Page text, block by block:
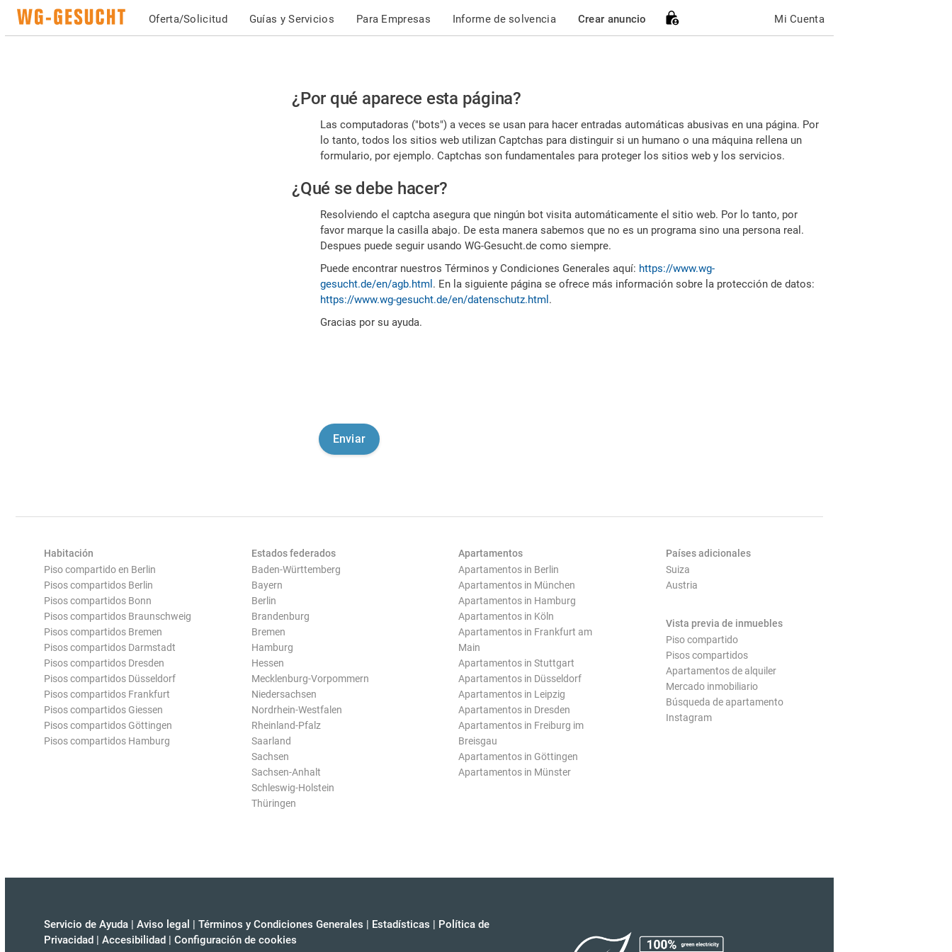
Oferta/Solicitud Guías y Servicios Para Empresas Informe de solvencia Crear anuncio Mi Cuenta
Por
favor,
confirme
es
humano
¿Por qué aparece esta página?
Las computadoras ("bots") a veces se usan para hacer entradas automáticas abusivas en una página. Por
lo tanto, todos los sitios web utilizan Captchas para distinguir si un humano o una máquina rellena un
formulario, por ejemplo. Captchas son fundamentales para proteger los sitios web y los servicios.
¿Qué se debe hacer?
Resolviendo el captcha asegura que ningún bot visita automáticamente el sitio web. Por lo tanto, por
favor marque la casilla abajo. De esta manera sabemos que no es un programa sino una persona real.
Despues puede seguir usando WG-Gesucht.de como siempre.
Puede encontrar nuestros Términos y Condiciones Generales aquí: https://www.wg-
gesucht.de/en/agb.html . En la siguiente página se ofrece más información sobre la protección de datos:
https://www.wg-gesucht.de/en/datenschutz.html .
Gracias por su ayuda.
Habitación
Piso compartido en Berlin
Pisos compartidos Berlin
Pisos compartidos Bonn
Pisos compartidos Braunschweig
Pisos compartidos Bremen
Pisos compartidos Darmstadt
Pisos compartidos Dresden
Pisos compartidos Düsseldorf
Pisos compartidos Frankfurt
Pisos compartidos Giessen
Pisos compartidos Göttingen
Pisos compartidos Hamburg
Estados federados
Baden-Württemberg
Bayern
Berlin
Brandenburg
Bremen
Hamburg
Hessen
Mecklenburg-Vorpommern
Niedersachsen
Nordrhein-Westfalen
Rheinland-Pfalz
Saarland
Sachsen
Sachsen-Anhalt
Schleswig-Holstein
Thüringen
Apartamentos
Apartamentos in Berlin
Apartamentos in München
Apartamentos in Hamburg
Apartamentos in Köln
Apartamentos in Frankfurt am
Main
Apartamentos in Stuttgart
Apartamentos in Düsseldorf
Apartamentos in Leipzig
Apartamentos in Dresden
Apartamentos in Freiburg im
Breisgau
Apartamentos in Göttingen
Apartamentos in Münster
Países adicionales
Suiza
Austria
Vista previa de inmuebles
Piso compartido
Pisos compartidos
Apartamentos de alquiler
Mercado inmobiliario
Búsqueda de apartamento
Instagram
Servicio de Ayuda | Aviso legal | Términos y Condiciones Generales | Estadísticas | Política de
Privacidad | Accesibilidad | Configuración de cookies